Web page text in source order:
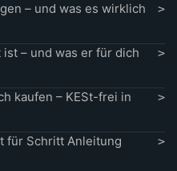
– und was es wirklich
– und was er für dich
kaufen – KESt-frei in
für Schritt Anleitung